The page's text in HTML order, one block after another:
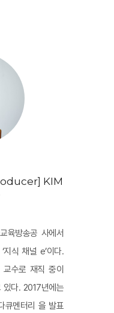
KIM
육방송공 사에서
지식 채널 e’이다.
수로 재직 중이
있다. 2017년에는
큐멘터리 을 발표